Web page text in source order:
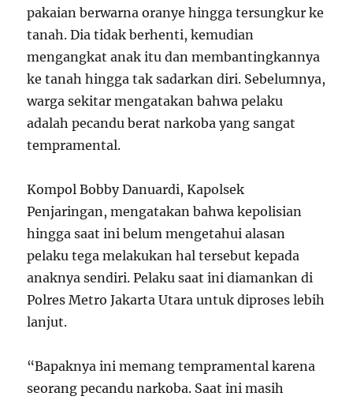
pakaian berwarna oranye hingga tersungkur ke
tanah. Dia tidak berhenti, kemudian
mengangkat anak itu dan membantingkannya
ke tanah hingga tak sadarkan diri. Sebelumnya,
warga sekitar mengatakan bahwa pelaku
adalah pecandu berat narkoba yang sangat
tempramental.
Kompol Bobby Danuardi, Kapolsek
Penjaringan, mengatakan bahwa kepolisian
hingga saat ini belum mengetahui alasan
pelaku tega melakukan hal tersebut kepada
anaknya sendiri. Pelaku saat ini diamankan di
Polres Metro Jakarta Utara untuk diproses lebih
lanjut.
“Bapaknya ini memang tempramental karena
seorang pecandu narkoba. Saat ini masih